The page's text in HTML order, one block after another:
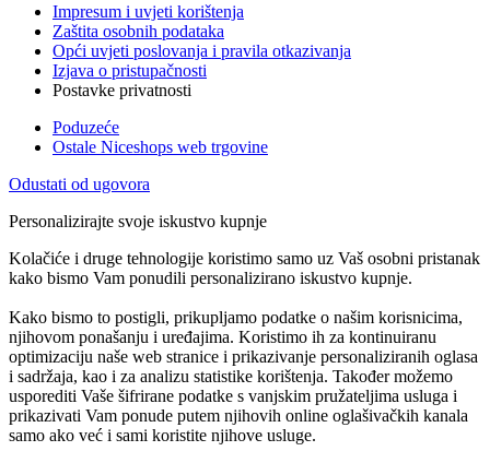
Impresum i uvjeti korištenja
Zaštita osobnih podataka
Opći uvjeti poslovanja i pravila otkazivanja
Izjava o pristupačnosti
Postavke privatnosti
Poduzeće
Ostale Niceshops web trgovine
Odustati od ugovora
Personalizirajte svoje iskustvo kupnje
Kolačiće i druge tehnologije koristimo samo uz Vaš osobni pristanak
kako bismo Vam ponudili personalizirano iskustvo kupnje.
Kako bismo to postigli, prikupljamo podatke o našim korisnicima,
njihovom ponašanju i uređajima. Koristimo ih za kontinuiranu
optimizaciju naše web stranice i prikazivanje personaliziranih oglasa
i sadržaja, kao i za analizu statistike korištenja. Također možemo
usporediti Vaše šifrirane podatke s vanjskim pružateljima usluga i
prikazivati Vam ponude putem njihovih online oglašivačkih kanala
samo ako već i sami koristite njihove usluge.